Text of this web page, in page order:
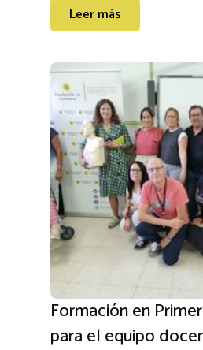
Leer más
Formación en
para el equipo